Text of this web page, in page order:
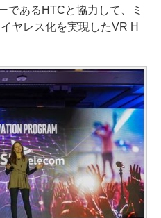
あるHTCと協力して、ミ
ヤレス化を実現したVR H